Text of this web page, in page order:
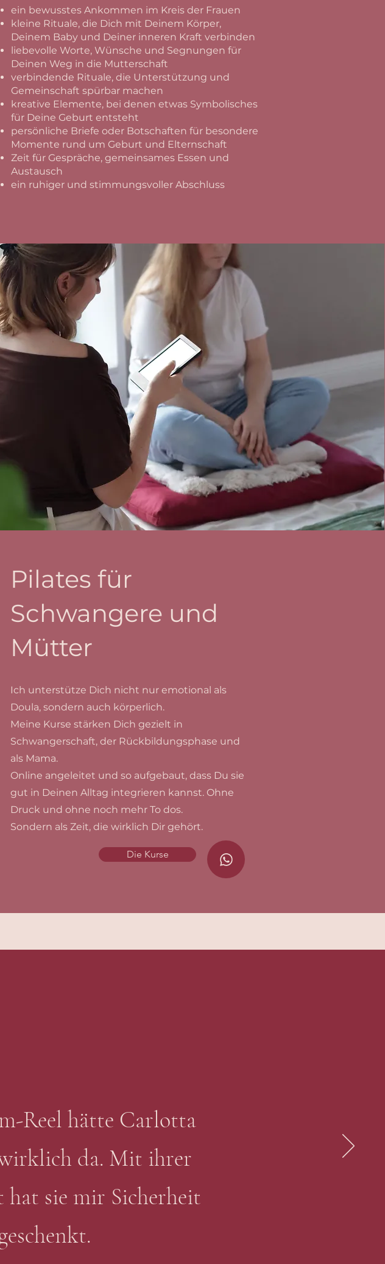
ein bewusstes Ankommen im Kreis der Frauen
kleine Rituale, die Dich mit Deinem Körper,
Deinem Baby und Deiner inneren Kraft verbinden
liebevolle Worte, Wünsche und Segnungen für
Deinen Weg in die Mutterschaft
verbindende Rituale, die Unterstützung und
Gemeinschaft spürbar machen
kreative Elemente, bei denen etwas Symbolisches
für Deine Geburt entsteht
persönliche Briefe oder Botschaften für besondere
Momente rund um Geburt und Elternschaft
Zeit für Gespräche, gemeinsames Essen und
Austausch
ein ruhiger und stimmungsvoller Abschluss
Pilates für
Schwangere und
Mütter
Ich unterstütze Dich nicht nur emotional als
Doula, sondern auch körperlich.
Meine Kurse stärken Dich gezielt in
Schwangerschaft, der Rückbildungsphase und
als Mama.
Online angeleitet und so aufgebaut, dass Du sie
gut in Deinen Alltag integrieren kannst. Ohne
Druck und ohne noch mehr To dos.
Sondern als Zeit, die wirklich Dir gehört.
Die Kurse
Reel hätte Carlotta
da. Mit ihrer
sie mir Sicherheit